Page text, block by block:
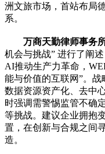
洲文旅市场，首站布局
系。
万商天勤律师事务
机会与挑战” 进行了阐
AI推动生产力革命，
能与价值的互联网”。战
数据资源资产化、去中
时强调需警惕监管不确
等挑战。建议企业拥抱
置，在创新与合规之间
造。